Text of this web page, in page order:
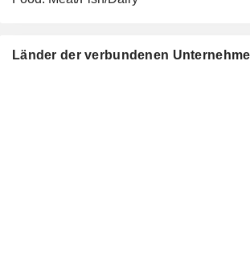
Länder der verbundenen